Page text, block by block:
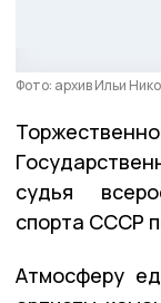
Фото: архив Ильи
судья
спорта СССР
Атмосферу